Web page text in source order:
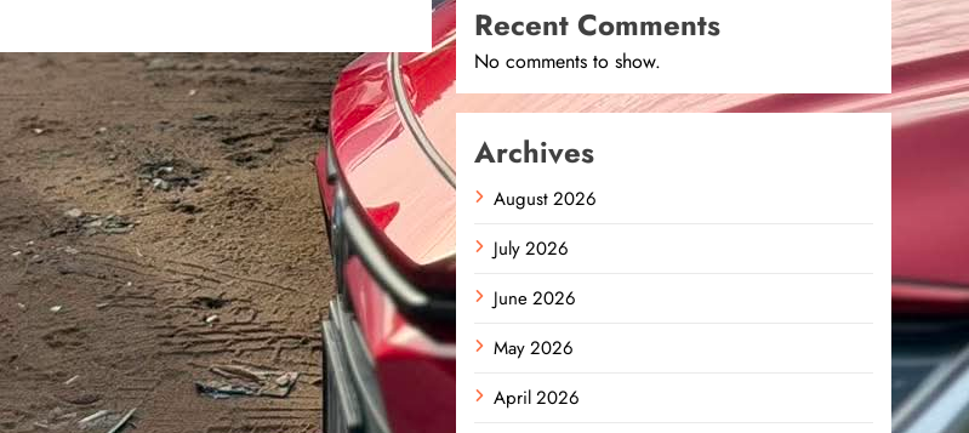
Recent Comments
No comments to show.
Archives
August 2026
July 2026
June 2026
May 2026
April 2026